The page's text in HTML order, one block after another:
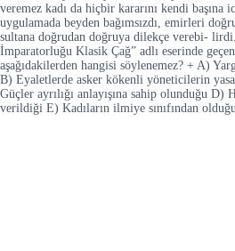
veremez kadı da hiçbir kararını kendi başına
uygulamada beyden bağımsızdı, emirleri
sultana doğrudan doğruya dilekçe verebi-
İmparatorluğu Klasik Çağ” adlı eserinde
aşağıdakilerden hangisi söylenemez? + A)
B) Eyaletlerde asker kökenli yöneticilerin
Güçler ayrılığı anlayışına sahip olunduğu
verildiği E) Kadıların ilmiye sınıfından